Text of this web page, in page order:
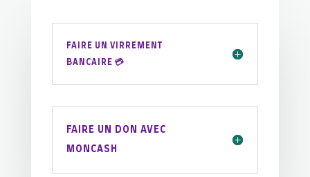
FAIRE UN VIRREMENT
BANCAIRE 💳
FAIRE UN DON AVEC
MONCASH